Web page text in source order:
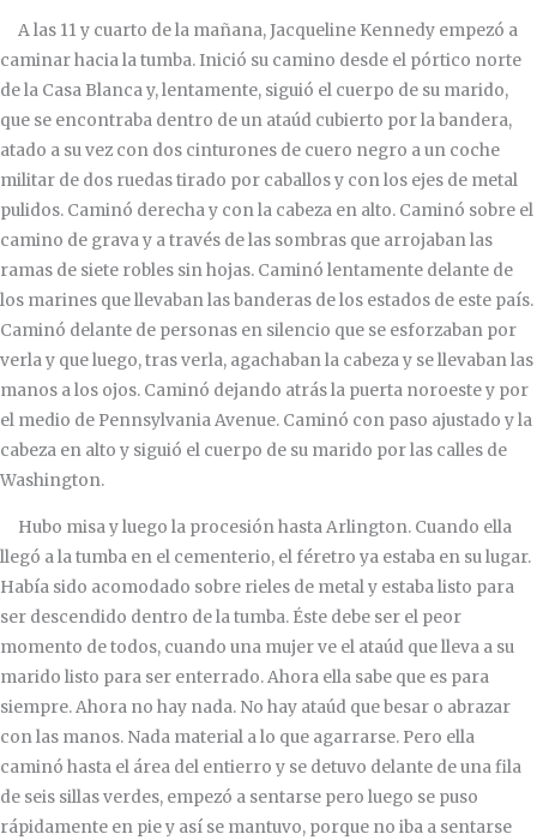
A las 11 y cuarto de la mañana, Jacqueline Kennedy empezó a
caminar hacia la tumba. Inició su camino desde el pórtico norte
de la Casa Blanca y, lentamente, siguió el cuerpo de su marido,
que se encontraba dentro de un ataúd cubierto por la bandera,
atado a su vez con dos cinturones de cuero negro a un coche
militar de dos ruedas tirado por caballos y con los ejes de metal
pulidos. Caminó derecha y con la cabeza en alto. Caminó sobre el
camino de grava y a través de las sombras que arrojaban las
ramas de siete robles sin hojas. Caminó lentamente delante de
los marines que llevaban las banderas de los estados de este país.
Caminó delante de personas en silencio que se esforzaban por
verla y que luego, tras verla, agachaban la cabeza y se llevaban las
manos a los ojos. Caminó dejando atrás la puerta noroeste y por
el medio de Pennsylvania Avenue. Caminó con paso ajustado y la
cabeza en alto y siguió el cuerpo de su marido por las calles de
Washington.
Hubo misa y luego la procesión hasta Arlington. Cuando ella
llegó a la tumba en el cementerio, el féretro ya estaba en su lugar.
Había sido acomodado sobre rieles de metal y estaba listo para
ser descendido dentro de la tumba. Éste debe ser el peor
momento de todos, cuando una mujer ve el ataúd que lleva a su
marido listo para ser enterrado. Ahora ella sabe que es para
siempre. Ahora no hay nada. No hay ataúd que besar o abrazar
con las manos. Nada material a lo que agarrarse. Pero ella
caminó hasta el área del entierro y se detuvo delante de una fila
de seis sillas verdes, empezó a sentarse pero luego se puso
rápidamente en pie y así se mantuvo, porque no iba a sentarse